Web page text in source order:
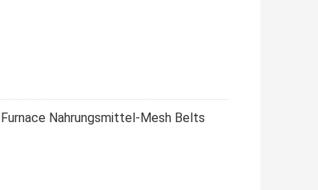
Nahrungsmittel-Mesh Belts